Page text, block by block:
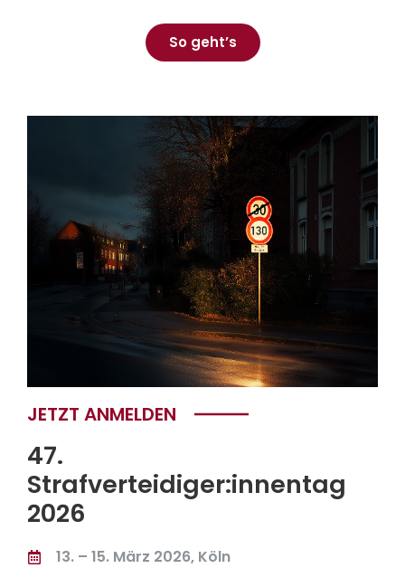
So geht’s
JETZT ANMELDEN
47.
Strafverteidiger:innentag
2026
13. – 15. März 2026, Köln